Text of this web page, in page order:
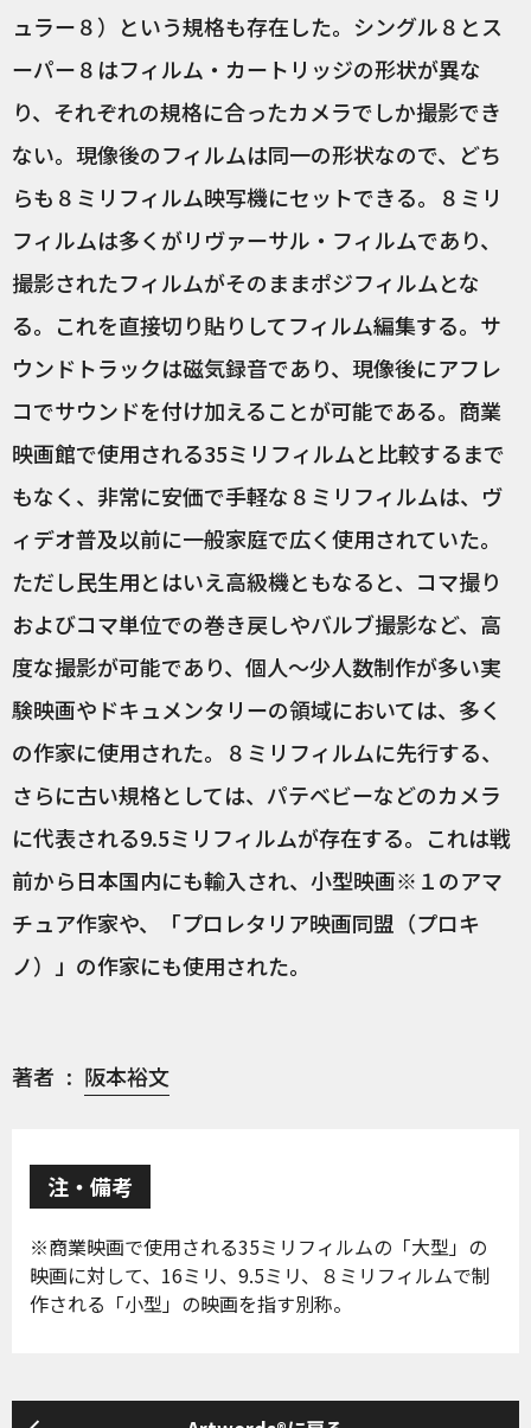
ュラー８）という規格も存在した。シングル８とス
ーパー８はフィルム・カートリッジの形状が異な
り、それぞれの規格に合ったカメラでしか撮影でき
ない。現像後のフィルムは同一の形状なので、どち
らも８ミリフィルム映写機にセットできる。８ミリ
フィルムは多くがリヴァーサル・フィルムであり、
撮影されたフィルムがそのままポジフィルムとな
る。これを直接切り貼りしてフィルム編集する。サ
ウンドトラックは磁気録音であり、現像後にアフレ
コでサウンドを付け加えることが可能である。商業
映画館で使用される35ミリフィルムと比較するまで
もなく、非常に安価で手軽な８ミリフィルムは、ヴ
ィデオ普及以前に一般家庭で広く使用されていた。
ただし民生用とはいえ高級機ともなると、コマ撮り
およびコマ単位での巻き戻しやバルブ撮影など、高
度な撮影が可能であり、個人〜少人数制作が多い実
験映画やドキュメンタリーの領域においては、多く
の作家に使用された。８ミリフィルムに先行する、
さらに古い規格としては、パテベビーなどのカメラ
に代表される9.5ミリフィルムが存在する。これは戦
前から日本国内にも輸入され、小型映画※１のアマ
チュア作家や、「プロレタリア映画同盟（プロキ
ノ）」の作家にも使用された。
著者 阪本裕文
注・備考
※商業映画で使用される35ミリフィルムの「大型」の
映画に対して、16ミリ、9.5ミリ、８ミリフィルムで制
作される「小型」の映画を指す別称。